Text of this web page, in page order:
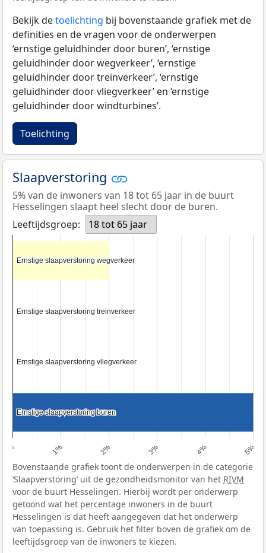
Bekijk detoelichting bij bovenstaande grafiek met de
definities en de vragen voor de onderwerpen
‘ernstige geluidhinder door buren’, ‘ernstige
geluidhinder door wegverkeer’, ‘ernstige
geluidhinder door treinverkeer’, ‘ernstige
geluidhinder door vliegverkeer’ en ‘ernstige
geluidhinder door windturbines’.
Toelichting
Slaapverstoring
5% van de inwoners van 18 tot 65 jaar in de buurt
Hesselingen slaapt heel slecht door de buren.
Leeftijdsgroep:
18 tot 65 jaar
0% 1% 2% 3% 4% 5%
Ernstige slaapverstoring wegverkeer
Ernstige slaapverstoring wegverkeer
Ernstige slaapverstoring treinverkeer
Ernstige slaapverstoring treinverkeer
Ernstige slaapverstoring vliegverkeer
Ernstige slaapverstoring vliegverkeer
Ernstige slaapverstoring buren
Ernstige slaapverstoring buren
Bovenstaande grafiek toont de onderwerpen in de categorie
‘Slaapverstoring’ uit de gezondheidsmonitor van het RIVM
voor de buurt Hesselingen. Hierbij wordt per onderwerp
getoond wat het percentage inwoners in de buurt
Hesselingen is dat heeft aangegeven dat het onderwerp
van toepassing is. Gebruik het filter boven de grafiek om de
leeftijdsgroep van de inwoners te kiezen.